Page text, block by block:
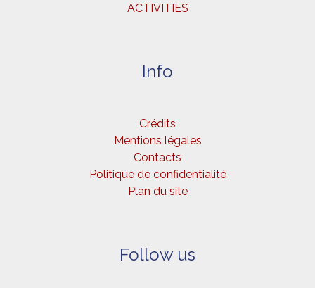
ACTIVITIES
Info
Crédits
Mentions légales
Contacts
Politique de confidentialité
Plan du site
Follow us